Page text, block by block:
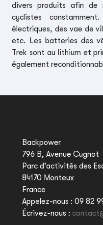
divers produits afin de
cyclistes
électriques, des vae de
etc. Les batteries des
Trek sont au lithium et
également
Backpower
796 B, Avenue Cugnot
Parc d'activités des
84170 Monteux
France
Appelez-nous : 09 82
Écrivez-nous :